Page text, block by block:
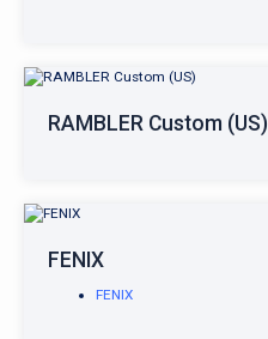
RAMBLER Custom (US)
FENIX
FENIX